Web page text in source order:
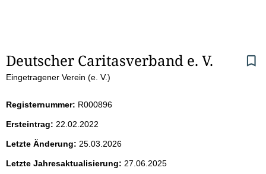
S
e
i
t
e
Deutscher Caritasverband e. V.
Eingetragener Verein (e. V.)
Registernummer: R000896
Ersteintrag: 22.02.2022
Letzte Änderung: 25.03.2026
Letzte Jahresaktualisierung: 27.06.2025